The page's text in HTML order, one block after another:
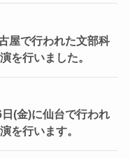
屋で行われた文部科
を行いました。
(金)に仙台で行われ
を行います。